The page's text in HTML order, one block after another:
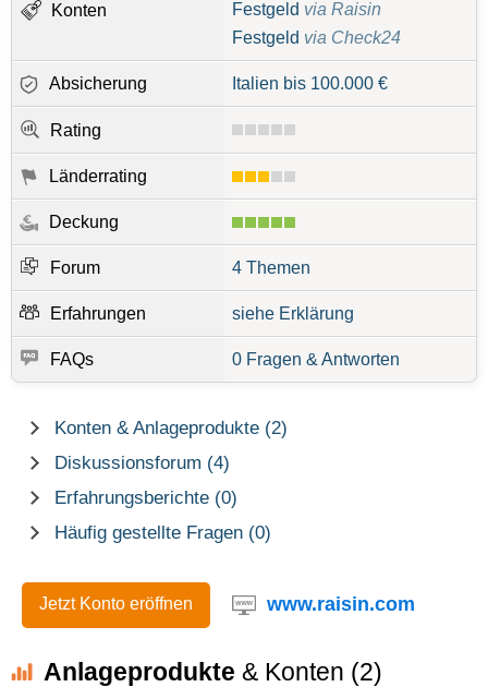
Konten Festgeld via Raisin
Festgeld via Check24
Absicherung Italien bis 100.000 €
Rating
Länderrating
Deckung
Forum 4 Themen
Erfahrungen siehe Erklärung
FAQs 0 Fragen & Antworten
Konten & Anlageprodukte (2)
Diskussionsforum (4)
Erfahrungsberichte (0)
Häufig gestellte Fragen (0)
Jetzt Konto eröffnen www.raisin.com
Anlageprodukte & Konten (2)